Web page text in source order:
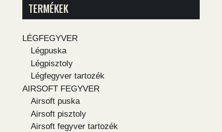
TERMÉKEK
LÉGFEGYVER
Légpuska
Légpisztoly
Légfegyver tartozék
AIRSOFT FEGYVER
Airsoft puska
Airsoft pisztoly
Airsoft fegyver tartozék